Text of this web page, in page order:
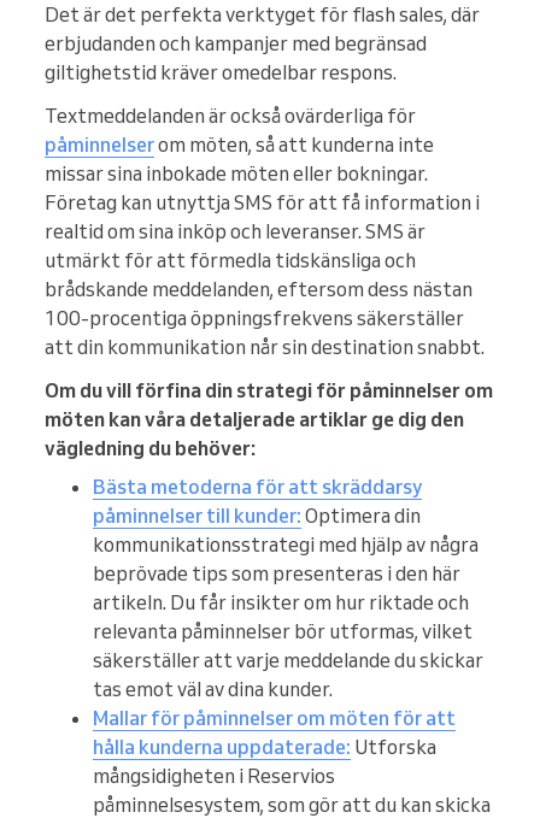
Det är det perfekta verktyget för flash sales, där
erbjudanden och kampanjer med begränsad
giltighetstid kräver omedelbar respons.
Textmeddelanden är också ovärderliga för
påminnelserom möten, så att kunderna inte
missar sina inbokade möten eller bokningar.
Företag kan utnyttja SMS för att få information i
realtid om sina inköp och leveranser. SMS är
utmärkt för att förmedla tidskänsliga och
brådskande meddelanden, eftersom dess nästan
100-procentiga öppningsfrekvens säkerställer
att din kommunikation når sin destination snabbt.
Om du vill förfina din strategi för påminnelser om
möten kan våra detaljerade artiklar ge dig den
vägledning du behöver:
Bästa metoderna för att skräddarsy
påminnelser till kunder: Optimera din
kommunikationsstrategi med hjälp av några
beprövade tips som presenteras i den här
artikeln. Du får insikter om hur riktade och
relevanta påminnelser bör utformas, vilket
säkerställer att varje meddelande du skickar
tas emot väl av dina kunder.
Mallar för påminnelser om möten för att
hålla kunderna uppdaterade: Utforska
mångsidigheten i Reservios
påminnelsesystem, som gör att du kan skicka